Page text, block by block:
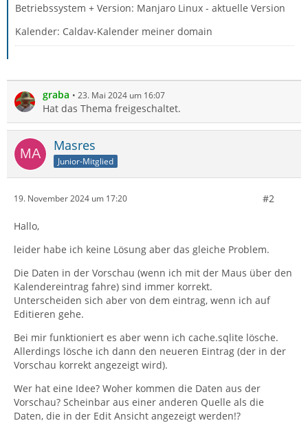
Betriebssystem + Version: Manjaro Linux - aktuelle Version
Kalender: Caldav-Kalender meiner domain
graba 23. Mai 2024 um 16:07
Hat das Thema freigeschaltet.
Masres
Junior-Mitglied
19. November 2024 um 17:20 #2
Hallo,
leider habe ich keine Lösung aber das gleiche Problem.
Die Daten in der Vorschau (wenn ich mit der Maus über den
Kalendereintrag fahre) sind immer korrekt.
Unterscheiden sich aber von dem eintrag, wenn ich auf
Editieren gehe.
Bei mir funktioniert es aber wenn ich cache.sqlite lösche.
Allerdings lösche ich dann den neueren Eintrag (der in der
Vorschau korrekt angezeigt wird).
Wer hat eine Idee? Woher kommen die Daten aus der
Vorschau? Scheinbar aus einer anderen Quelle als die
Daten, die in der Edit Ansicht angezeigt werden!?